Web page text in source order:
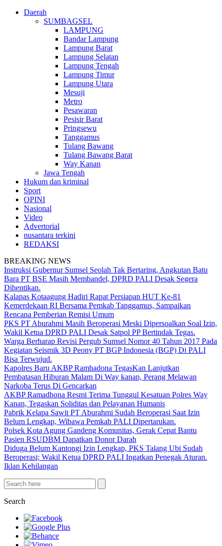
Daerah
SUMBAGSEL
LAMPUNG
Bandar Lampung
Lampung Barat
Lampung Selatan
Lampung Tengah
Lampung Timur
Lampung Utara
Mesuji
Metro
Pesawaran
Pesisir Barat
Pringsewu
Tanggamus
Tulang Bawang
Tulang Bawang Barat
Way Kanan
Jawa Tengah
Hukum dan kriminal
Sport
OPINI
Nasional
Video
Advertorial
nusantara terkini
REDAKSI
BREAKING NEWS
Instruksi Gubernur Sumsel Seolah Tak Bertaring, Angkutan Batu
Bara PT BSE Masih Membandel, DPRD PALI Desak Segera
Dihentikan.
Kalapas Kotaagung Hadiri Rapat Persiapan HUT Ke-81
Kemerdekaan RI Bersama Pemkab Tanggamus, Sampaikan
Rencana Pemberian Remisi Umum
PKS PT Aburahmi Masih Beroperasi Meski Dipersoalkan Soal Izin,
Wakil Ketua DPRD PALI Desak Satpol PP Bertindak Tegas.
Warga Berharap Revisi Pergub Sumsel Nomor 40 Tahun 2017 Pada
Kegiatan Seismik 3D Peony PT BGP Indonesia (BGP) Di PALI
Bisa Terwujud.
Kapolres Baru AKBP Ramhadona TegasKan Lanjutkan
Pembatasan Hiburan Malam Di Way kanan, Perang Melawan
Narkoba Terus Di Gencarkan
AKBP Ramadhona Resmi Terima Tunggul Kesatuan Polres Way
Kanan, Tegaskan Soliditas dan Pelayanan Humanis
Pabrik Kelapa Sawit PT Aburahmi Sudah Beroperasi Saat Izin
Belum Lengkap, Wibawa Pemkab PALI Dipertarukan.
Polsek Kota Agung Gandeng Komunitas, Gerak Cepat Bantu
Pasien RSUDBM Dapatkan Donor Darah
Diduga Belum Kantongi Izin Lengkap, PKS Talang Ubi Sudah
Beroperasi; Wakil Ketua DPRD PALI Ingatkan Penegak Aturan.
Iklan Kehilangan
Search